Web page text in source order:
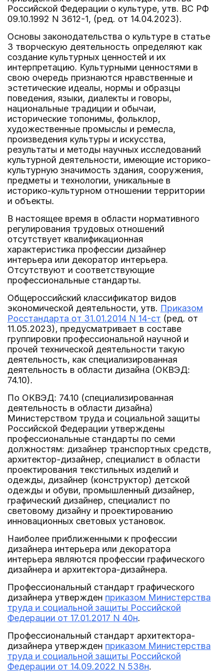
Российской Федерации о культуре, утв. ВС РФ
09.10.1992 N 3612-1, (ред. от 14.04.2023).
Основы законодательства о культуре в статье
3 творческую деятельность определяют как
создание культурных ценностей и их
интерпретацию. Культурными ценностями в
свою очередь признаются нравственные и
эстетические идеалы, нормы и образцы
поведения, языки, диалекты и говоры,
национальные традиции и обычаи,
исторические топонимы, фольклор,
художественные промыслы и ремесла,
произведения культуры и искусства,
результаты и методы научных исследований
культурной деятельности, имеющие историко-
культурную значимость здания, сооружения,
предметы и технологии, уникальные в
историко-культурном отношении территории
и объекты.
В настоящее время в области нормативного
регулирования трудовых отношений
отсутствует квалификационная
характеристика профессии дизайнер
интерьера или декоратор интерьера.
Отсутствуют и соответствующие
профессиональные стандарты.
Общероссийский классификатор видов
экономической деятельности, утв. Приказом
Росстандарта от 31.01.2014 N 14-ст (ред. от
11.05.2023), предусматривает в составе
группировки профессиональной научной и
прочей технической деятельности такую
деятельность, как специализированная
деятельность в области дизайна (ОКВЭД:
74.10).
По ОКВЭД: 74.10 (специализированная
деятельность в области дизайна)
Министерством труда и социальной защиты
Российской Федерации утверждены
профессиональные стандарты по семи
должностям: дизайнер транспортных средств,
архитектор-дизайнер, специалист в области
проектирования текстильных изделий и
одежды, дизайнер (конструктор) детской
одежды и обуви, промышленный дизайнер,
графический дизайнер, специалист по
световому дизайну и проектированию
инновационных световых установок.
Наиболее приближенными к профессии
дизайнера интерьера или декоратора
интерьера являются профессии графического
дизайнера и архитектора-дизайнера.
Профессиональный стандарт графического
дизайнера утвержден приказом Министерства
труда и социальной защиты Российской
Федерации от 17.01.2017 N 40н.
Профессиональный стандарт архитектора-
дизайнера утвержден приказом Министерства
труда и социальной защиты Российской
Федерации от 14.09.2022 N 538н.